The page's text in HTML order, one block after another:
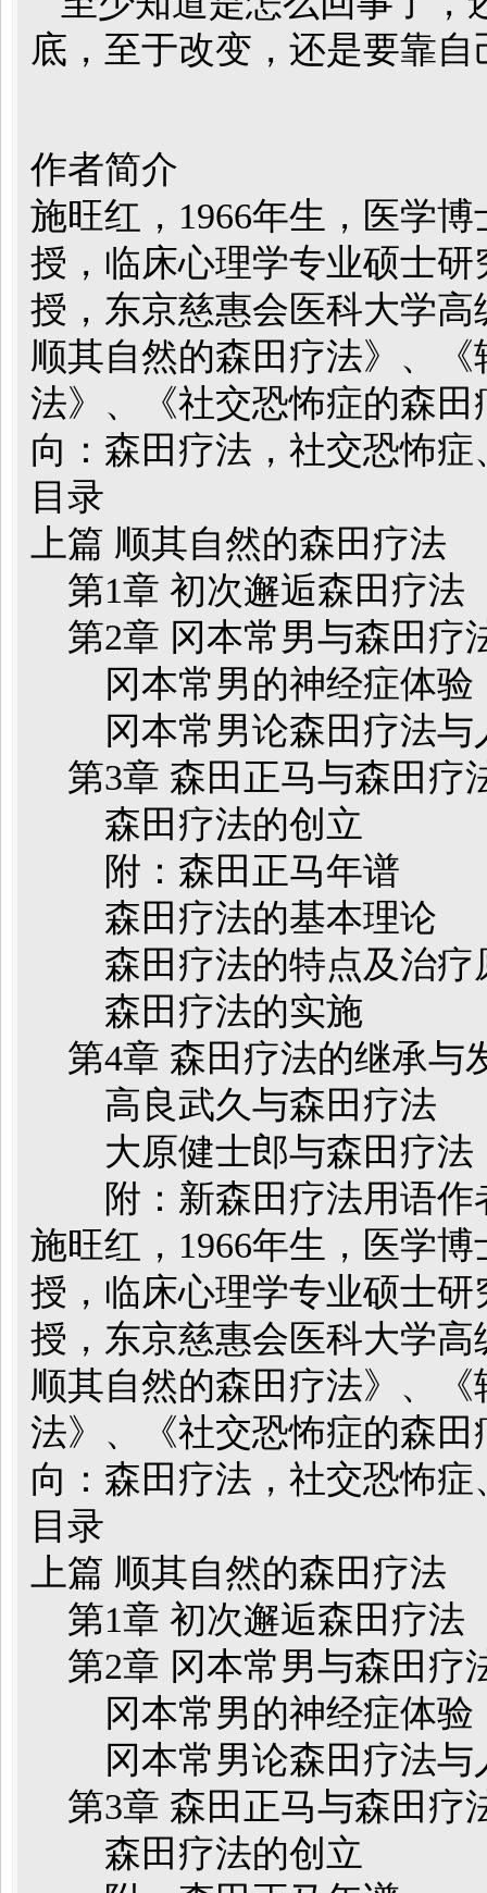
底，至于改变，还是要靠自
作者简介
施旺红，1966年生，医学
授，临床心理学专业硕士
授，东京慈惠会医科大学
顺其自然的森田疗法》、
法》、《社交恐怖症的森
向：森田疗法，社交恐怖
目录
上篇 顺其自然的森田疗法
第1章 初次邂逅森田疗法
第2章 冈本常男与森田疗
冈本常男的神经症体验
冈本常男论森田疗法与
第3章 森田正马与森田疗
森田疗法的创立
附：森田正马年谱
森田疗法的基本理论
森田疗法的特点及治疗
森田疗法的实施
第4章 森田疗法的继承与
高良武久与森田疗法
大原健士郎与森田疗法
附：新森田疗法用语作
施旺红，1966年生，医学
授，临床心理学专业硕士
授，东京慈惠会医科大学
顺其自然的森田疗法》、
法》、《社交恐怖症的森
向：森田疗法，社交恐怖
目录
上篇 顺其自然的森田疗法
第1章 初次邂逅森田疗法
第2章 冈本常男与森田疗
冈本常男的神经症体验
冈本常男论森田疗法与
第3章 森田正马与森田疗
森田疗法的创立